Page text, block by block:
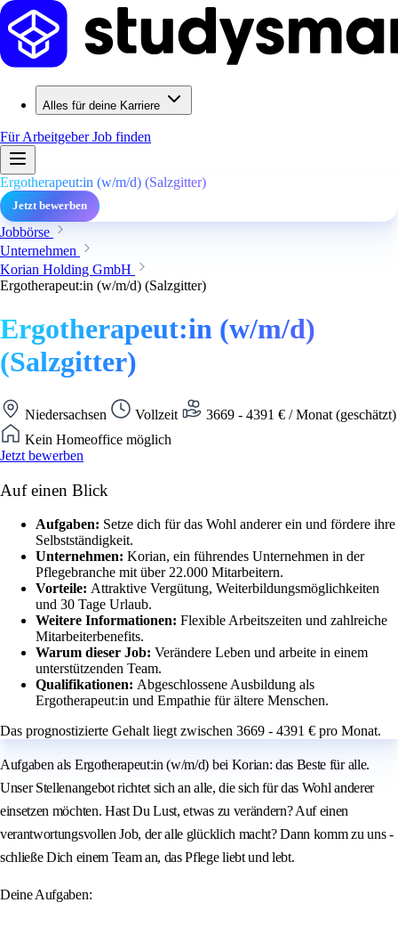
Alles für deine Karriere
Für ArbeitgeberJob finden
Ergotherapeut:in (w/m/d) (Salzgitter)
Jetzt bewerben
Jobbörse
Unternehmen
Korian Holding GmbH
Ergotherapeut:in (w/m/d) (Salzgitter)
Ergotherapeut:in (w/m/d)
(Salzgitter)
Niedersachsen Vollzeit
3669 - 4391 € / Monat (geschätzt)
Kein Homeoffice möglich
Jetzt bewerben
Auf einen Blick
Aufgaben: Setze dich für das Wohl anderer ein und fördere ihre
Selbstständigkeit.
Unternehmen: Korian, ein führendes Unternehmen in der
Pflegebranche mit über 22.000 Mitarbeitern.
Vorteile: Attraktive Vergütung, Weiterbildungsmöglichkeiten
und 30 Tage Urlaub.
Weitere Informationen: Flexible Arbeitszeiten und zahlreiche
Mitarbeiterbenefits.
Warum dieser Job: Verändere Leben und arbeite in einem
unterstützenden Team.
Qualifikationen: Abgeschlossene Ausbildung als
Ergotherapeut:in und Empathie für ältere Menschen.
Das prognostizierte Gehalt liegt zwischen 3669 - 4391 € pro Monat.
Aufgaben als Ergotherapeut:in (w/m/d) bei Korian: das Beste für alle.
Unser Stellenangebot richtet sich an alle, die sich für das Wohl anderer
einsetzen möchten. Hast Du Lust, etwas zu verändern? Auf einen
verantwortungsvollen Job, der alle glücklich macht? Dann komm zu uns -
schließe Dich einem Team an, das Pflege liebt und lebt.
Deine Aufgaben: